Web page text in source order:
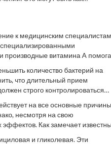
к медицинским
производные витамина A
количество бактерий на
что длительный прием
строго контролироваться
на все основные причины
несмотря на свою
Как замечает
и гликолевая. Эти